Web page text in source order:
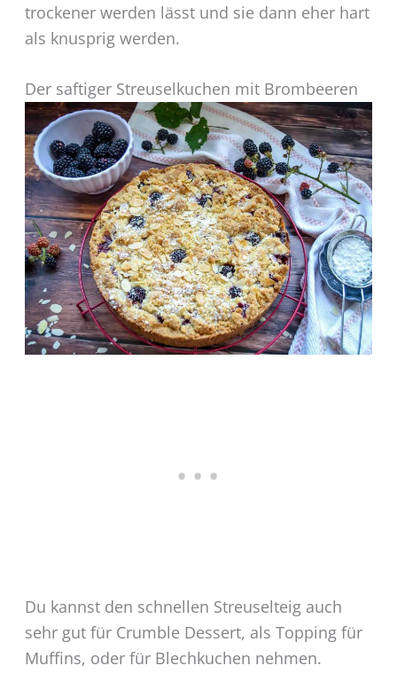
trockener werden lässt und sie dann eher hart
als knusprig werden.
Der saftiger Streuselkuchen mit Brombeeren
Du kannst den schnellen Streuselteig auch
sehr gut für Crumble Dessert, als Topping für
Muffins, oder für Blechkuchen nehmen.